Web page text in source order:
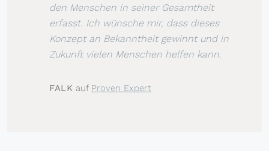
den Menschen in seiner Gesamtheit
erfasst. Ich wünsche mir, dass dieses
Konzept an Bekanntheit gewinnt und in
Zukunft vielen Menschen helfen kann.
FALK auf Proven Expert